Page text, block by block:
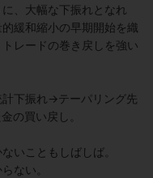
、大幅な下振れとなれ
緩和縮小の早期開始を織
レードの巻き戻しを強い
下振れ→テーパリング先
の買い戻し。
いこともしばしば。
ない。